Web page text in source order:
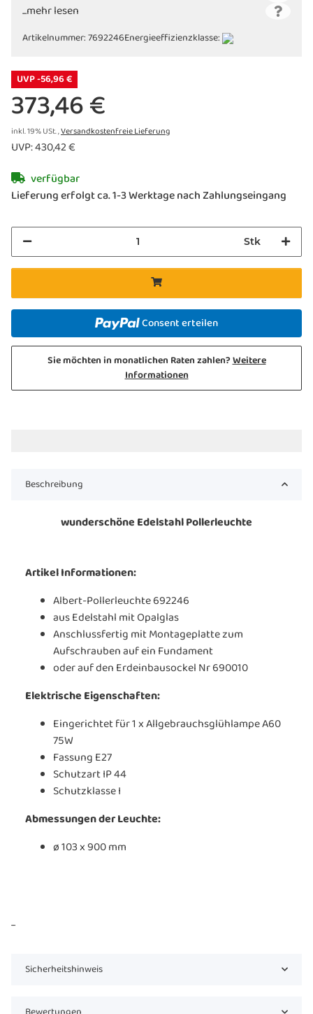
...mehr lesen
Artikelnummer:7692246Energieeffizienzklasse:
UVP -56,96 €
373,46 €
inkl. 19% USt. ,Versandkostenfreie Lieferung
UVP:430,42 €
verfügbar
Lieferung erfolgt ca. 1-3 Werktage nach Zahlungseingang
Stk
Consent erteilen
Sie möchten in monatlichen Raten zahlen?Weitere
Informationen
Beschreibung
wunderschöne Edelstahl Pollerleuchte
Artikel Informationen:
Albert-Pollerleuchte 692246
aus Edelstahl mit Opalglas
Anschlussfertig mit Montageplatte zum
Aufschrauben auf ein Fundament
oder auf den Erdeinbausockel Nr 690010
Elektrische Eigenschaften:
Eingerichtet für 1 x Allgebrauchsglühlampe A60
75W
Fassung E27
Schutzart IP 44
Schutzklasse I
Abmessungen der Leuchte:
ø 103 x 900 mm
...
Sicherheitshinweis